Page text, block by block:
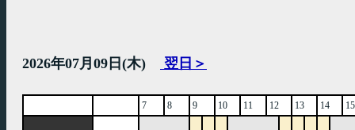
2026年07月09日(木) 翌日＞
7 8 9 10 11 12 13 14 15